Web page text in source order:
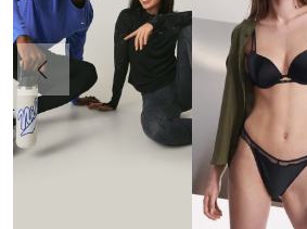
Vorherige